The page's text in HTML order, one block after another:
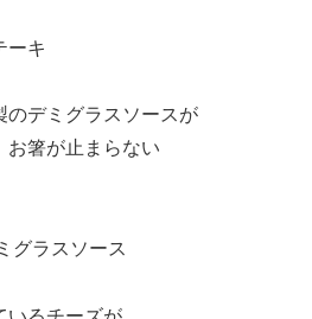
ーキ
のデミグラスソースが
お箸が止まらない
グラスソース